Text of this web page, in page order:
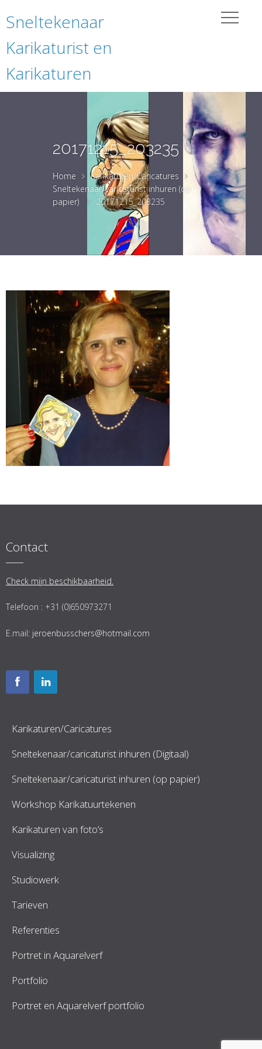
Sneltekenaar
Karikaturist en
Karikaturen
20171215_203235
Home
Karikaturen/Caricatures
Sneltekenaar/caricaturist inhuren (op
papier)
20171215_203235
Contact
Check mijn beschikbaarheid.
Telefoon : +31 (0)650973271
E.mail: jeroenbusschers@hotmail.com
Karikaturen/Caricatures
Sneltekenaar/caricaturist inhuren (Digitaal)
Sneltekenaar/caricaturist inhuren (op papier)
Workshop Karikatuurtekenen
Karikaturen van foto’s
Visualizing
Studiowerk
Tarieven
Referenties
Portret in Aquarelverf
Portfolio
Portret en Aquarelverf portfolio